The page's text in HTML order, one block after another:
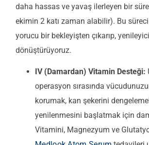
daha hassas ve yavaş ilerleyen bir
ekimin 2 katı zaman alabilir). Bu
yorucu bir bekleyişten çıkarıp,
dönüştürüyoruz.
IV (Damardan) Vitamin Desteği:
operasyon sırasında
korumak, kan şekerini
yenilenmesini başlatmak için
Vitamini, Magnezyum ve